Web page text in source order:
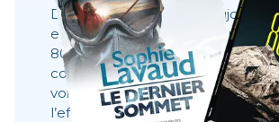
Des films, des livres et toujours
envie : partager ce que l’on ne
8000 mètres. Ces récits
coulisses, les visages, les choix.
voir ce qu’une image ne dit pas
l’effort, le doute, la résilience, la